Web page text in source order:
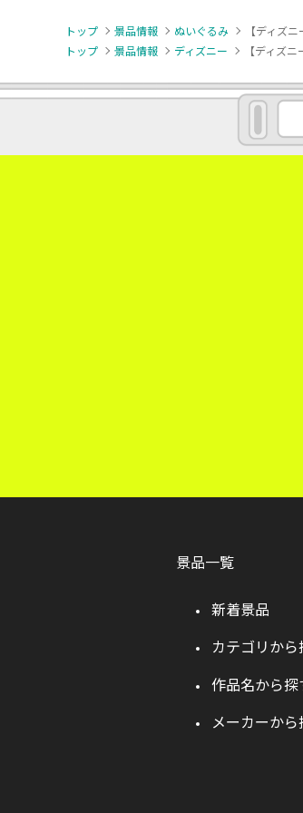
トップ 景品情報 ぬいぐるみ
【ディズ
トップ
景品情報 ディズニー 【ディズ
景品一覧
新着景品
カテゴリから
作品名から探
メーカーから